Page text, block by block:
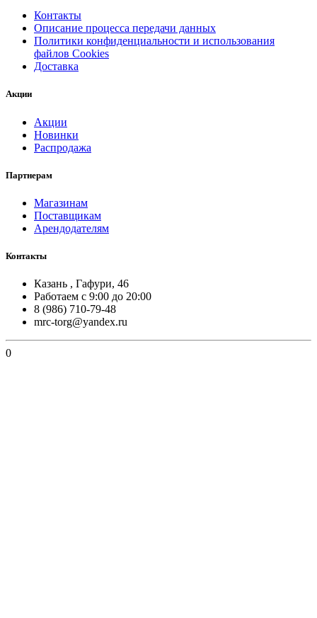
Контакты
Описание процесса передачи данных
Политики конфиденциальности и использования
файлов Cookies
Доставка
Акции
Акции
Новинки
Распродажа
Партнерам
Магазинам
Поставщикам
Арендодателям
Контакты
Казань , Гафури, 46
Работаем с 9:00 до 20:00
8 (986) 710-79-48
mrc-torg@yandex.ru
0